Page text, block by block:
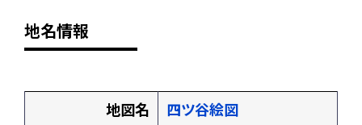
地名情報
地図名
四ツ谷絵図